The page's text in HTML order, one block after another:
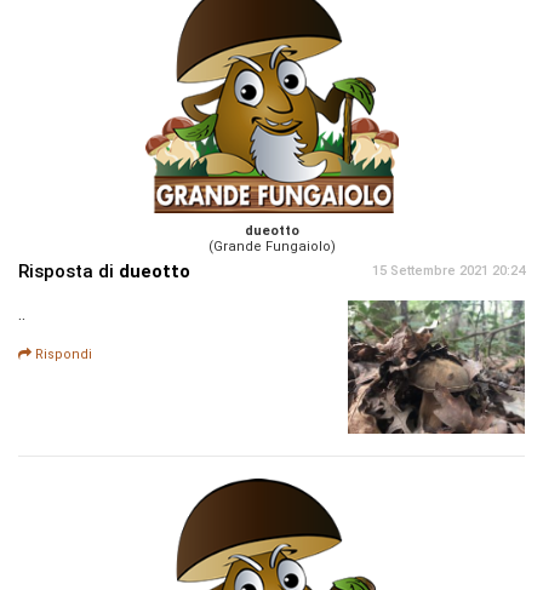
dueotto
(Grande Fungaiolo)
Risposta di dueotto 15 Settembre 2021 20:24
..
Rispondi